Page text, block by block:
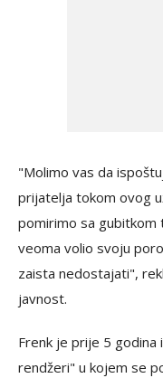
"Molimo vas da
prijatelja tokom ovog
pomirimo sa gubitkom
veoma volio svoju
zaista nedostajati",
javnost.
Frenk je prije 5 godina
rendžeri" u kojem se